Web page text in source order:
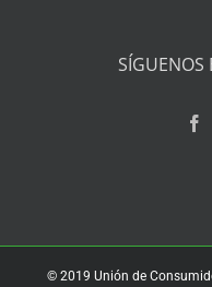
SÍGUENOS
© 2019 Unión de